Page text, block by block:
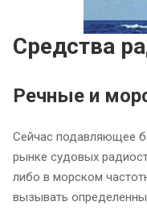
Средства
Речные и
Сейчас подавляющее
рынке судовых
либо в морском
вызывать